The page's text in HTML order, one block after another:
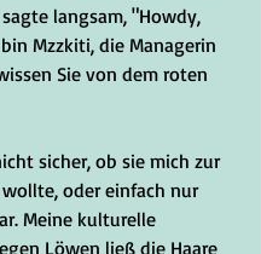
langsam, "Howdy,
Mzzkiti, die Managerin
Sie von dem roten
sicher, ob sie mich zur
oder einfach nur
Meine kulturelle
Löwen ließ die Haare